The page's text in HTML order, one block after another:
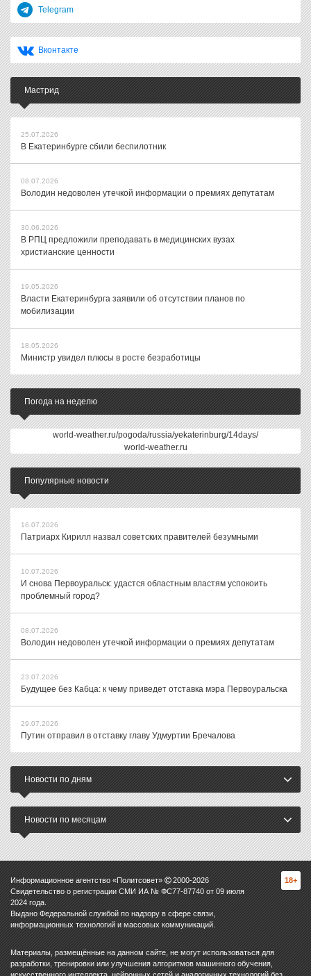
Telegram
Вконтакте
Мастрид
25.07.2026
В Екатеринбурге сбили беспилотник
08.07.2026
Володин недоволен утечкой информации о премиях депутатам
30.06.2026
В РПЦ предложили преподавать в медицинских вузах
христианские ценности
19.05.2026
Власти Екатеринбурга заявили об отсутствии планов по
мобилизации
18.05.2026
Министр увидел плюсы в росте безработицы
Погода на неделю
world-weather.ru/pogoda/russia/yekaterinburg/14days/
world-weather.ru
Популярные новости
16.07.2026
Патриарх Кирилл назвал советских правителей безумными
10.07.2026
И снова Первоуральск: удастся областным властям успокоить
проблемный город?
08.07.2026
Володин недоволен утечкой информации о премиях депутатам
23.07.2026
Будущее без Кабца: к чему приведет отставка мэра Первоуральска
29.07.2026
Путин отправил в отставку главу Удмуртии Бречалова
Новости по дням
Новости по месяцам
Информационное агентство «Политсовет» 2000-2026
Свидетельство о регистрации СМИ ИА № ФС77-87740 от 09 июля
2024 года.
Выдано Федеральной службой по надзору в сфере связи,
информационных технологий и массовых коммуникаций.
18+
Материалы, размещённые на данном сайте, не могут использоваться для
разработки, тренировки или улучшения алгоритмов машинного обучения,